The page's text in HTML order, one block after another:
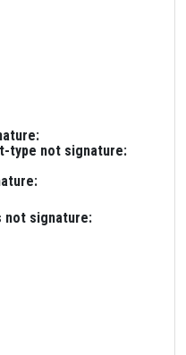
type not signature:
not signature: